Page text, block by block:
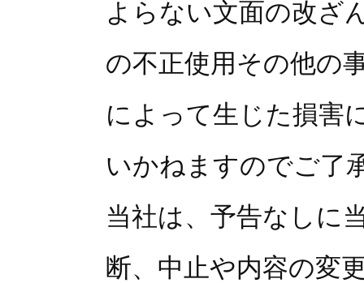
よらない文面の改ざ
の不正使用その他の
によって生じた損害
いかねますのでご了
当社は、予告なしに
断、中止や内容の変